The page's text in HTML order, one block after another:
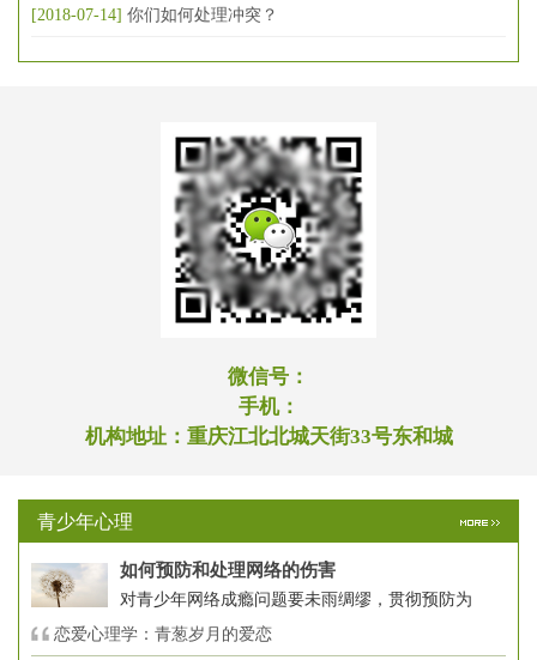
[2018-07-14] 你们如何处理冲突？
微信号：
手机：
机构地址： 重庆江北北城天街33号东和城
青少年心理
如何预防和处理网络的伤害
对青少年网络成瘾问题要未雨绸缪，贯彻预防为
恋爱心理学：青葱岁月的爱恋